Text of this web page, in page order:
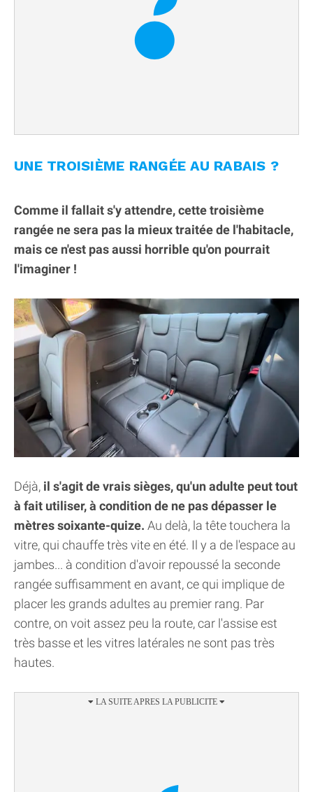
UNE TROISIÈME RANGÉE AU RABAIS ?
Comme il fallait s'y attendre, cette troisième
rangée ne sera pas la mieux traitée de l'habitacle,
mais ce n'est pas aussi horrible qu'on pourrait
l'imaginer !
Déjà, il s'agit de vrais sièges, qu'un adulte peut tout
à fait utiliser, à condition de ne pas dépasser le
mètres soixante-quize. Au delà, la tête touchera la
vitre, qui chauffe très vite en été. Il y a de l'espace au
jambes... à condition d'avoir repoussé la seconde
rangée suffisamment en avant, ce qui implique de
placer les grands adultes au premier rang. Par
contre, on voit assez peu la route, car l'assise est
très basse et les vitres latérales ne sont pas très
hautes.